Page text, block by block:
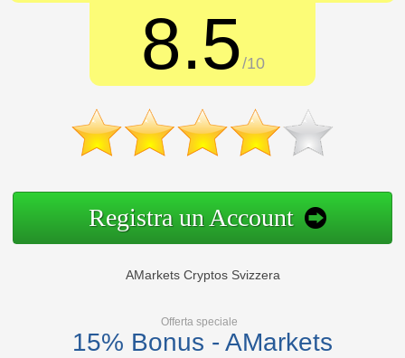
8.5/10
Registra un Account
AMarkets Cryptos Svizzera
Offerta speciale
15% Bonus - AMarkets